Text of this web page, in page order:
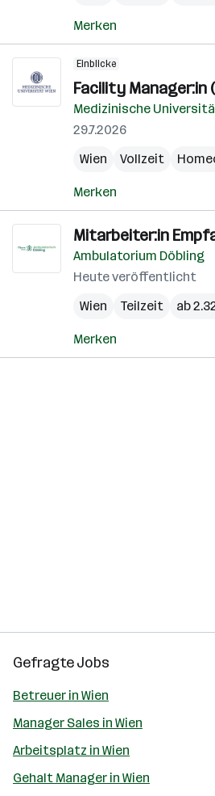
Merken
Einblicke
Facility Manager:in
Medizinische
29.7.2026
Wien
Vollzeit
Merken
Mitarbeiter:in
Ambulatorium Döbling
Heute veröffentlicht
Wien
Teilzeit ab
Merken
Gefragte Jobs
Betreuer in Wien
Manager Sales in Wien
Arbeitsplatz in Wien
Gehalt Manager in Wien